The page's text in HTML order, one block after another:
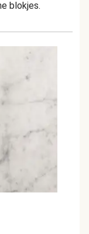
blokjes.